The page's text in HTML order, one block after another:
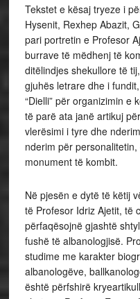
Tekstet e kësaj tryeze i
Hysenit, Rexhep Abazit,
pari portretin e Profesor
burrave të mëdhenj të
ditëlindjes shekullore të
gjuhës letrare dhe i
“Dielli” për organizimin e
të parë ata janë artikuj
vlerësimi i tyre dhe
nderim për
monument të kombit.
Në pjesën e dytë të këtij
të Profesor Idriz Ajetit, të
përfaqësojnë gjashtë
fushë të albanologjisë.
studime me karakter
albanologëve,
është përfshirë